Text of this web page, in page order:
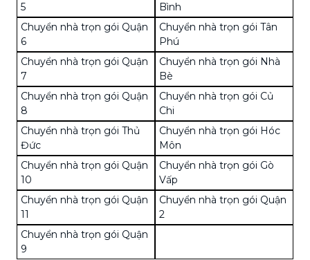
5
Bình
Chuyển nhà trọn gói Quận
6
Chuyển nhà trọn gói Tân
Phú
Chuyển nhà trọn gói Quận
7
Chuyển nhà trọn gói Nhà
Bè
Chuyển nhà trọn gói Quận
8
Chuyển nhà trọn gói Củ
Chi
Chuyển nhà trọn gói Thủ
Đức
Chuyển nhà trọn gói Hóc
Môn
Chuyển nhà trọn gói Quận
10
Chuyển nhà trọn gói Gò
Vấp
Chuyển nhà trọn gói Quận
11
Chuyển nhà trọn gói Quận
2
Chuyển nhà trọn gói Quận
9